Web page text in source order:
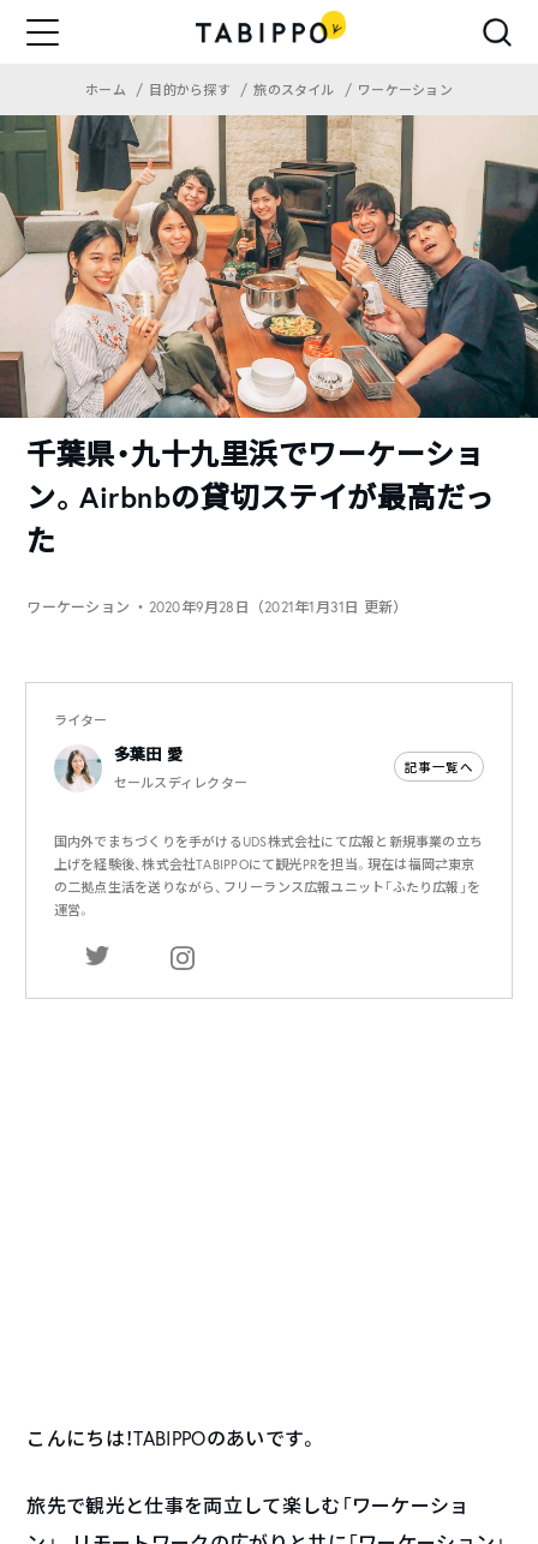
ホーム 目的から探す 旅のスタイル ワーケーション
千葉県・九十九里浜でワーケーショ
ン。Airbnbの貸切ステイが最高だっ
た
ワーケーション ・2020年9月28日（2021年1月31日 更新）
ライター
多葉田 愛
セールスディレクター
記事一覧へ
国内外でまちづくりを手がけるUDS株式会社にて広報と新規事業の立ち
上げを経験後、株式会社TABIPPOにて観光PRを担当。現在は福岡⇄東京
の二拠点生活を送りながら、フリーランス広報ユニット「ふたり広報」を
運営。
こんにちは！TABIPPOのあいです。
旅先で観光と仕事を両立して楽しむ「ワーケーショ